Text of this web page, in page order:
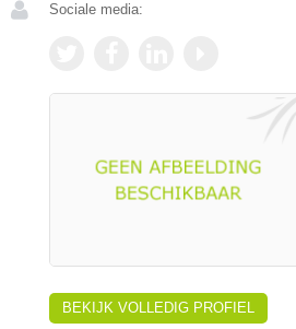
Sociale media:
BEKIJK VOLLEDIG PROFIEL